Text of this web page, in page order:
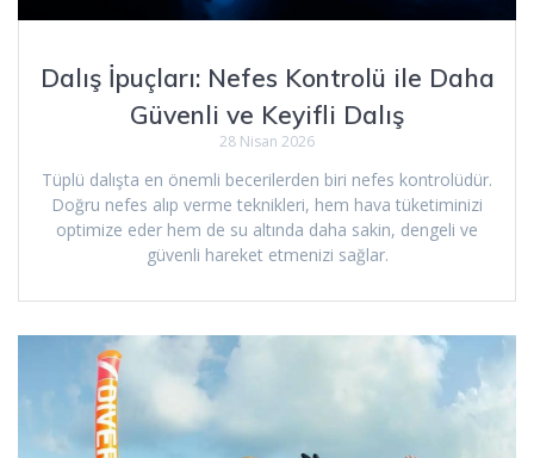
Dalış İpuçları: Nefes Kontrolü ile Daha
Güvenli ve Keyifli Dalış
28 Nisan 2026
Tüplü dalışta en önemli becerilerden biri nefes kontrolüdür.
Doğru nefes alıp verme teknikleri, hem hava tüketiminizi
optimize eder hem de su altında daha sakin, dengeli ve
güvenli hareket etmenizi sağlar.